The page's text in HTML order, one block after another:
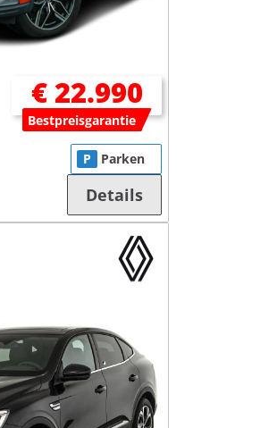
€ 22.990
Bestpreisgarantie
P Parken
Details